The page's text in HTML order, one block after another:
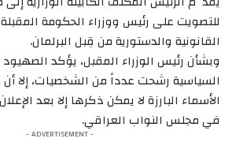
للتصويت على رئيس ووزراء الحكومة
القانونية والدستورية من قِبل البرلمان.
وبشأن رئيس الوزراء المقبل، يؤكد الصهيود
السياسية رشحت عدداً من الشخصيات، إلا
الأسماء البارزة لا يمكن ذكرها إلا بعد
في مجلس النواب العراقي.
- ADVERTISEMENT -